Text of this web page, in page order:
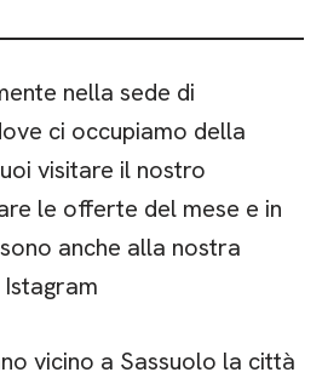
nella sede di
ci occupiamo della
visitare il nostro
le offerte del mese e in
anche alla nostra
vicino a Sassuolo la città